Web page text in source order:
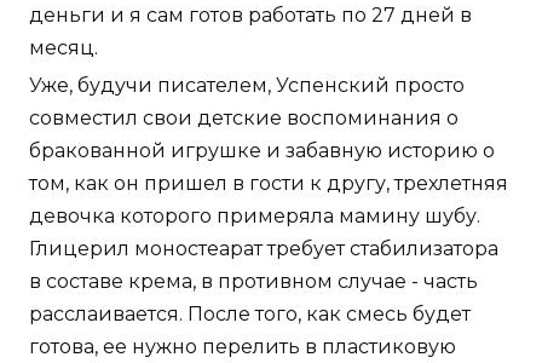
деньги и я сам готов работать по 27 дней в
месяц.
Уже, будучи писателем, Успенский просто
совместил свои детские воспоминания о
бракованной игрушке и забавную историю о
том, как он пришел в гости к другу, трехлетняя
девочка которого примеряла мамину шубу.
Глицерил моностеарат требует стабилизатора
в составе крема, в противном случае - часть
расслаивается. После того, как смесь будет
готова, ее нужно перелить в пластиковую